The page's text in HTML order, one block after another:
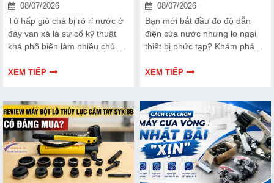
08/07/2026
Tủ hấp giò chả bị rò rỉ nước ở
đáy van xả là sự cố kỹ thuật
khá phổ biến làm nhiều chủ cơ
trạng này nếu kéo dài sẽ gây
thống thanh nhiệt phía dưới.
Bài viết này sẽ hướng dẫn bạn
cách xử lý triệt để hiện tượng
rò rỉ nước tại nhà chỉ trong 10
phút.
XEM TIẾP
08/07/2026
Bạn mới bắt đầu đo độ dẫn
điện của nước nhưng lo ngại
thiết bị phức tạp? Khám phá
dạng bút cực kỳ đơn giản, dễ
kiểm tra nguồn nước nhanh
chóng.
XEM TIẾP